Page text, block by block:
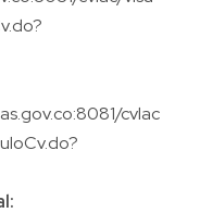
cvlac